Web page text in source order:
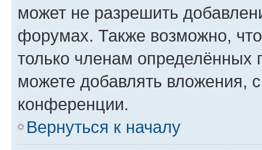
может не разрешить
форумах. Также возможно,
только членам определённых
можете добавлять вложения,
конференции.
Вернуться к началу